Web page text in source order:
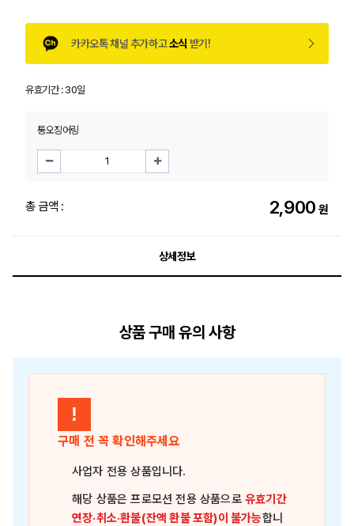
카카오톡 채널 추가하고소식 받기!
유효기간 :30일
통오징어링
총 금액 : 2,900 원
상세정보
상품 구매 유의 사항
!
구매 전 꼭 확인해주세요
사업자 전용 상품입니다.
해당 상품은프로모션 전용 상품으로유효기간
연장·취소·환불(잔액 환불 포함)이 불가능합니